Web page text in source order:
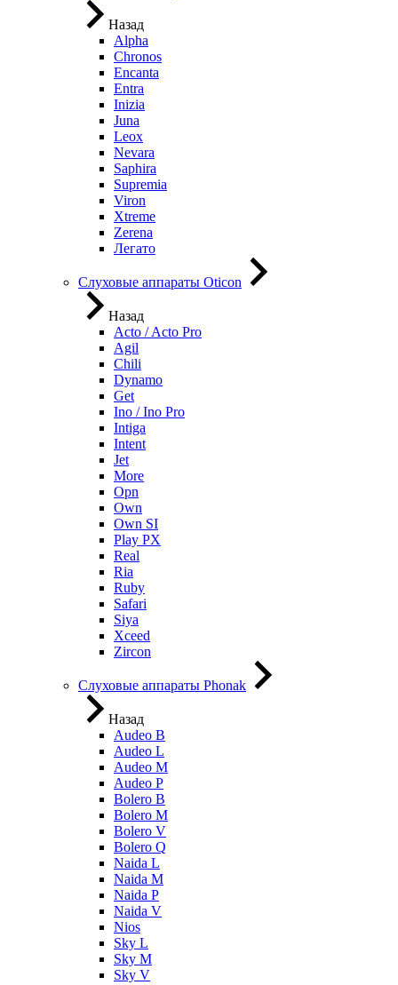
Назад
Alpha
Chronos
Encanta
Entra
Inizia
Juna
Leox
Nevara
Saphira
Supremia
Viron
Xtreme
Zerena
Легато
Слуховые аппараты Oticon
Назад
Acto / Acto Pro
Agil
Chili
Dynamo
Get
Ino / Ino Pro
Intiga
Intent
Jet
More
Opn
Own
Own SI
Play PX
Real
Ria
Ruby
Safari
Siya
Xceed
Zircon
Слуховые аппараты Phonak
Назад
Audeo B
Audeo L
Audeo М
Audeo P
Bolero B
Bolero M
Bolero V
Bolero Q
Naida L
Naida M
Naida P
Naida V
Nios
Sky L
Sky M
Sky V